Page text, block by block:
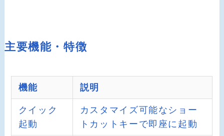
主要機能・特徴
機能 説明
クイック
起動
カスタマイズ可能なショー
トカットキーで即座に起動